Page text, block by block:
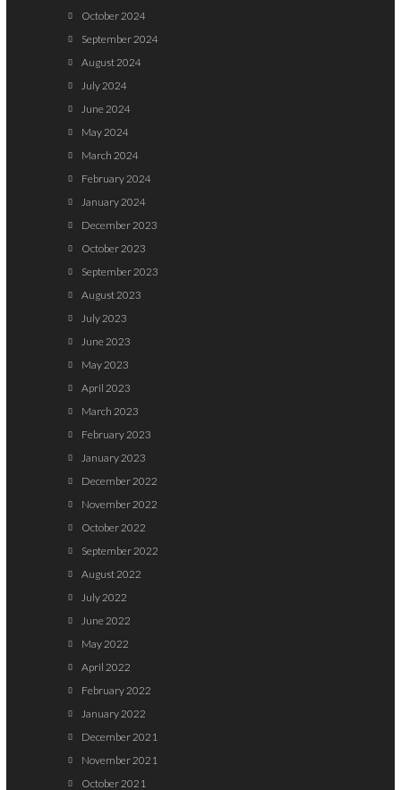
October 2024
September 2024
August 2024
July 2024
June 2024
May 2024
March 2024
February 2024
January 2024
December 2023
October 2023
September 2023
August 2023
July 2023
June 2023
May 2023
April 2023
March 2023
February 2023
January 2023
December 2022
November 2022
October 2022
September 2022
August 2022
July 2022
June 2022
May 2022
April 2022
February 2022
January 2022
December 2021
November 2021
October 2021